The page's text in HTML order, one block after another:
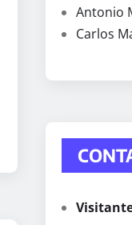
Antonio
Carlos